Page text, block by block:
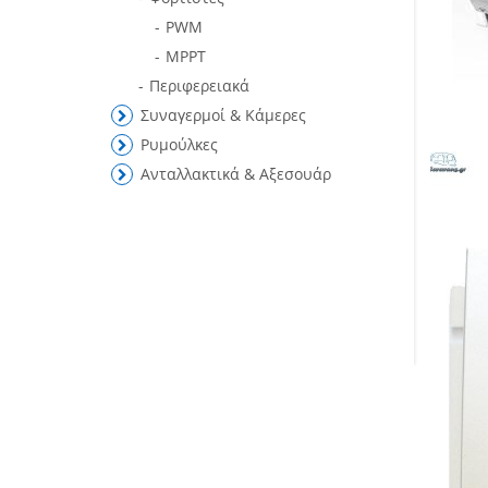
PWM
MPPT
Περιφερειακά
Συναγερμοί & Κάμερες
Ρυμούλκες
Ανταλλακτικά & Αξεσουάρ